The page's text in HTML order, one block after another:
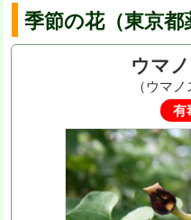
季節の花（東京都
ウマ
（ウマ
有